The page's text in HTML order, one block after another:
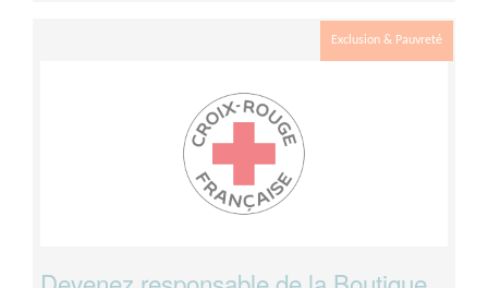
Exclusion & Pauvreté